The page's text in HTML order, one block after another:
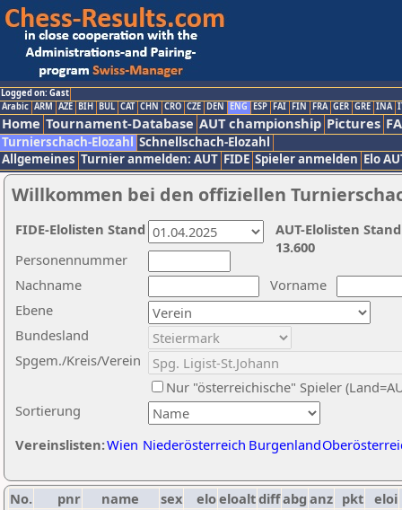
Logged on: Gast
Arabic ARM AZE BIH BUL CAT CHN CRO CZE DEN ENG ESP FAI FIN FRA GER GRE INA
Home Tournament-Database AUT championship Pictures
Turnierschach-Elozahl Schnellschach-Elozahl
Allgemeines Turnier anmelden: AUT FIDE Spieler anmelden Elo
Willkommen bei den offiziellen
Nachname
Vorname
Ebene
Sortierung
Personennummer
Bundesland
Spgem./Kreis/Verein
Nur "österreichische" Spieler
Vereinslisten:Wien Niederösterreich Burgenland
AUT-Elolisten
13.600
FIDE-Elolisten Stand
No. pnr name sex eloeloaltdiffabg anz pkt eloi